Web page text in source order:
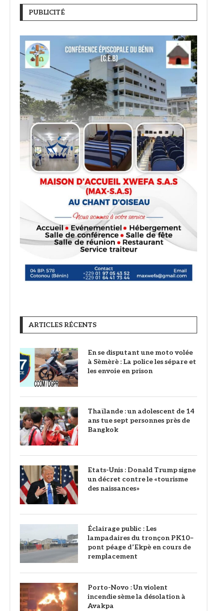
PUBLICITÉ
ARTICLES RÉCENTS
En se disputant une moto volée
à Sèmèrè : La police les sépare et
les envoie en prison
Thaïlande : un adolescent de 14
ans tue sept personnes près de
Bangkok
Etats-Unis : Donald Trump signe
un décret contre le «tourisme
des naissances»
‎Éclairage public : Les
lampadaires du tronçon PK10–
pont péage d’Ekpè en cours de
remplacement
Porto-Novo : Un violent
incendie sème la désolation à
Avakpa